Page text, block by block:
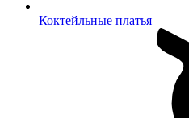
Коктейльные платья